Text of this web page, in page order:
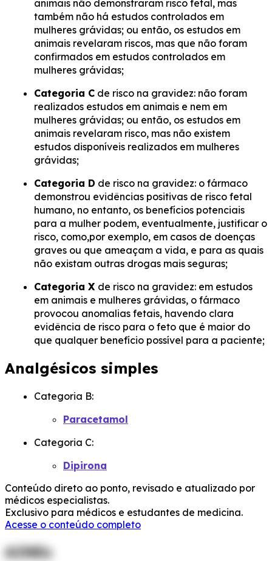
animais não demonstraram risco fetal, mas
também não há estudos controlados em
mulheres grávidas; ou então, os estudos em
animais revelaram riscos, mas que não foram
confirmados em estudos controlados em
mulheres grávidas;
Categoria C de risco na gravidez: não foram
realizados estudos em animais e nem em
mulheres grávidas; ou então, os estudos em
animais revelaram risco, mas não existem
estudos disponíveis realizados em mulheres
grávidas;
Categoria D de risco na gravidez: o fármaco
demonstrou evidências positivas de risco fetal
humano, no entanto, os benefícios potenciais
para a mulher podem, eventualmente, justificar o
risco, como,por exemplo, em casos de doenças
graves ou que ameaçam a vida, e para as quais
não existam outras drogas mais seguras;
Categoria X de risco na gravidez: em estudos
em animais e mulheres grávidas, o fármaco
provocou anomalias fetais, havendo clara
evidência de risco para o feto que é maior do
que qualquer benefício possível para a paciente;
Analgésicos simples
Categoria B:
Paracetamol
Categoria C:
Dipirona
Conteúdo direto ao ponto, revisado e atualizado por
médicos especialistas.
Exclusivo para médicos e estudantes de medicina.
Acesse o conteúdo completo
AINEs